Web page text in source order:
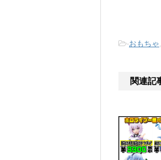
-おもちゃ,
関連記